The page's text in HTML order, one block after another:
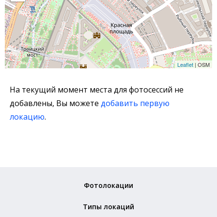
Leaflet | OSM
На текущий момент места для фотосессий не
добавлены, Вы можете добавить первую
локацию.
Фотолокации
Типы локаций